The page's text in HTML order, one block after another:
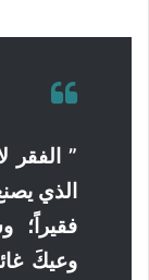
” الفقر
الذي
فقيراً؛
وعيكَ